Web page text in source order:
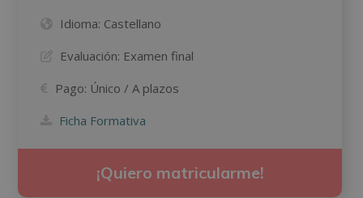
Idioma: Castellano
Evaluación: Examen final
Pago: Único / A plazos
Ficha Formativa
¡Quiero matricularme!